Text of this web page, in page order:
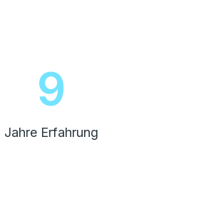
10
Jahre Erfahrung